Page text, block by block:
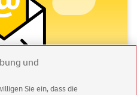
Sie nicht nur
, sondern auch Umschläge in
nutzen.
eines
und
Sie ein, dass die